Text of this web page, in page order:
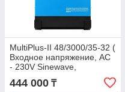
MultiPlus-II 48/3000/35-32 (
Входное напряжение, AC
- 230V Sinewave,
Выходное напряжение,
DC - 48, Выходной
444 000 ₸